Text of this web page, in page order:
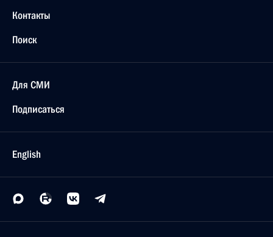
Контакты
Поиск
Для СМИ
Подписаться
English